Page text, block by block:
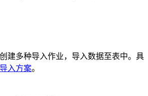
建多种导入作业，导入数据至表中。具
导入方案。